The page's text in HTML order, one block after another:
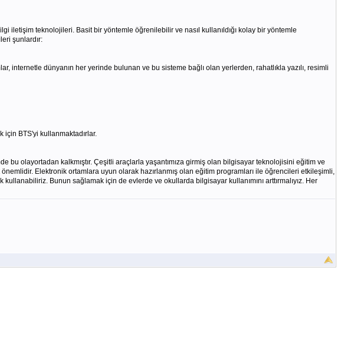
iletişim teknolojileri. Basit bir yöntemle öğrenilebilir ve nasıl kullanıldığı kolay bir yöntemle
şunlardır:
internetle dünyanın her yerinde bulunan ve bu sisteme bağlı olan yerlerden, rahatlıkla yazılı, resimli
için BTS'yi kullanmaktadırlar.
bu olayortadan kalkmıştır. Çeşitli araçlarla yaşantımıza girmiş olan bilgisayar teknolojisini eğitim ve
Elektronik ortamlara uyun olarak hazırlanmış olan eğitim programları ile öğrencileri etkileşimli,
Bunun sağlamak için de evlerde ve okullarda bilgisayar kullanımını arttırmalıyız. Her